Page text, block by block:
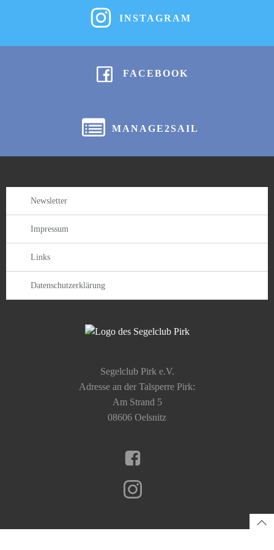
INSTAGRAM
FACEBOOK
MANAGE2SAIL
Segelclub Pirk e.V.
Adresse an der Talsperre Pirk:
Am Strand 5
08606 Oelsnitz
Newsletter
Impressum
Links
Datenschutzerklärung